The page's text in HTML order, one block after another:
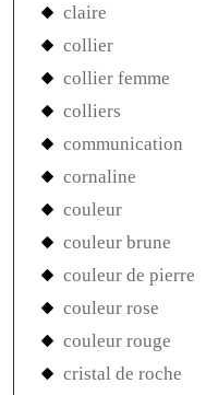
claire
collier
collier femme
colliers
communication
cornaline
couleur
couleur brune
couleur de pierre
couleur rose
couleur rouge
cristal de roche